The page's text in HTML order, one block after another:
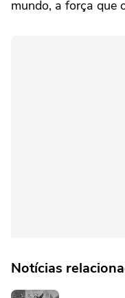
mundo, a força que
Notícias